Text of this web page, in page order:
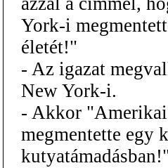
York-i
életét!"
- Az igazat
New York-i.
- Akkor
megmentette egy